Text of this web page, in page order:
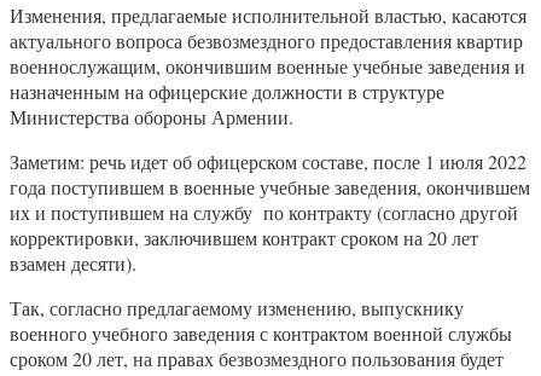
Изменения, предлагаемые исполнительной властью, касаются
актуального вопроса безвозмездного предоставления квартир
военнослужащим, окончившим военные учебные заведения и
назначенным на офицерские должности в структуре
Министерства обороны Армении.
Заметим: речь идет об офицерском составе, после 1 июля 2022
года поступившем в военные учебные заведения, окончившем
их и поступившем на службу по контракту (согласно другой
корректировки, заключившем контракт сроком на 20 лет
взамен десяти).
Так, согласно предлагаемому изменению, выпускнику
военного учебного заведения с контрактом военной службы
сроком 20 лет, на правах безвозмездного пользования будет